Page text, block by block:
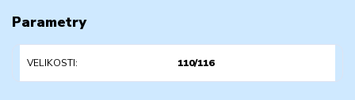
Parametry
VELIKOSTI 110/116